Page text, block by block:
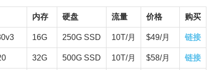
内存 硬盘 流量 价格 购买
16G 250G SSD 10T/月 $49/月 链接
32G 500G SSD 10T/月 $58/月 链接